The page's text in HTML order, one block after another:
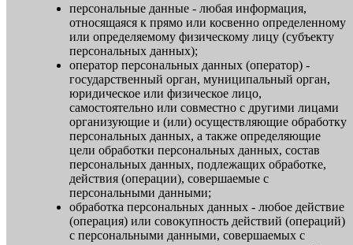
персональные данные - любая информация,
относящаяся к прямо или косвенно определенному
или определяемому физическому лицу (субъекту
персональных данных);
оператор персональных данных (оператор) -
государственный орган, муниципальный орган,
юридическое или физическое лицо,
самостоятельно или совместно с другими лицами
организующие и (или) осуществляющие обработку
персональных данных, а также определяющие
цели обработки персональных данных, состав
персональных данных, подлежащих обработке,
действия (операции), совершаемые с
персональными данными;
обработка персональных данных - любое действие
(операция) или совокупность действий (операций)
с персональными данными, совершаемых с